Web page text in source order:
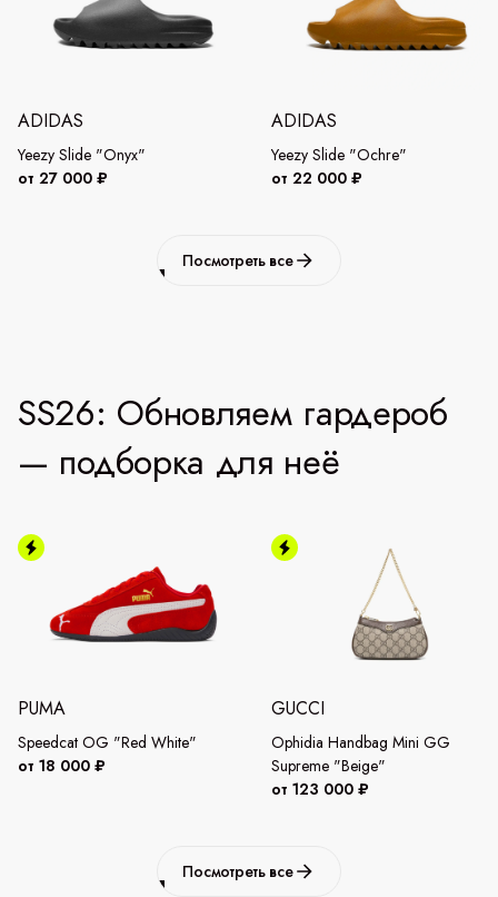
ADIDAS
Yeezy Slide "Onyx"
от 27 000 ₽
ADIDAS
Yeezy Slide "Ochre"
от 22 000 ₽
Посмотреть все
SS26: Обновляем гардероб
— подборка для неё
PUMA
Speedcat OG "Red White"
от 18 000 ₽
GUCCI
Ophidia Handbag Mini GG
Supreme "Beige"
от 123 000 ₽
Посмотреть все